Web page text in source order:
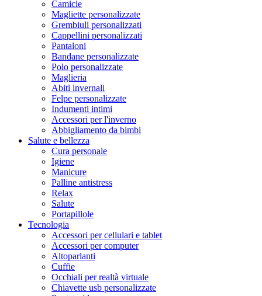
Camicie
Magliette personalizzate
Grembiuli personalizzati
Cappellini personalizzati
Pantaloni
Bandane personalizzate
Polo personalizzate
Maglieria
Abiti invernali
Felpe personalizzate
Indumenti intimi
Accessori per l'inverno
Abbigliamento da bimbi
Salute e bellezza
Cura personale
Igiene
Manicure
Palline antistress
Relax
Salute
Portapillole
Tecnologia
Accessori per cellulari e tablet
Accessori per computer
Altoparlanti
Cuffie
Occhiali per realtà virtuale
Chiavette usb personalizzate